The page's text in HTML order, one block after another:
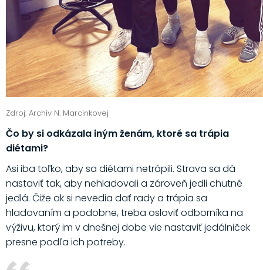
Zdroj: Archív N. Marcinkovej
Čo by si odkázala iným ženám, ktoré sa trápia
diétami?
Asi iba toľko, aby sa diétami netrápili. Strava sa dá
nastaviť tak, aby nehladovali a zároveň jedli chutné
jedlá. Čiže ak si nevedia dať rady a trápia sa
hladovaním a podobne, treba osloviť odborníka na
výživu, ktorý im v dnešnej dobe vie nastaviť jedálniček
presne podľa ich potreby.